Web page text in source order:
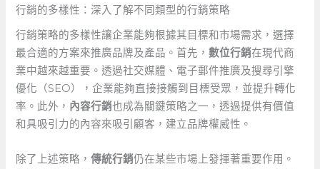
行銷的多樣性：深入了解不同類型的行銷策略
行銷策略的多樣性讓企業能夠根據其目標和市場需求，選擇
最合適的方案來推廣品牌及產品。首先，數位行銷在現代商
業中越來越重要。透過社交媒體、電子郵件推廣及搜尋引擎
優化（SEO），企業能夠直接接觸到目標受眾，並提升轉化
率。此外， 內容行銷也成為關鍵策略之一，透過提供有價值
和具吸引力的內容來吸引顧客，建立品牌權威性。
除了上述策略，傳統行銷仍在某些市場上發揮著重要作用。